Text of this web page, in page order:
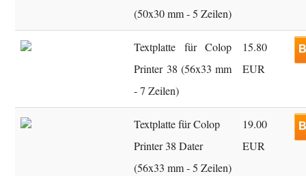
(50x30 mm - 5 Zeilen)
Textplatte für Colop
Printer 38 (56x33 mm
- 7 Zeilen)
15.80
EUR
Textplatte für Colop
Printer 38 Dater
(56x33 mm - 5 Zeilen)
19.00
EUR